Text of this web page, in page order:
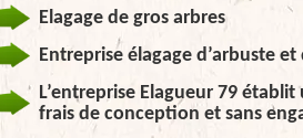
Elagage de gros arbres
Entreprise élagage d’arbuste et
L’entreprise Elagueur 79 établit
frais de conception et sans